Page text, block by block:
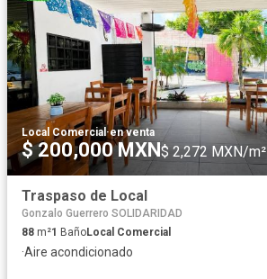
Local Comercial ·en venta
$ 200,000 MXN $ 2,272 MXN/m²
Traspaso de Local
Gonzalo Guerrero SOLIDARIDAD
88 m²1 BañoLocal Comercial
·Aire acondicionado